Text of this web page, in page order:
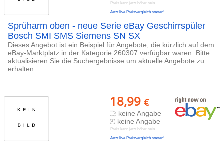
Preis kann jetzt höher sein
Jetzt live Preisvergleich starten!
Sprüharm oben - neue Serie eBay Geschirrspüler
Bosch SMI SMS Siemens SN SX
Dieses Angebot ist ein Beispiel für Angebote, die kürzlich auf dem
eBay-Marktplatz in der Kategorie 260307 verfügbar waren. Bitte
aktualisieren Sie die Suchergebnisse um aktuelle Angebote zu
erhalten.
18,99 €
keine Angabe
keine Angabe
Preis kann jetzt höher sein
Jetzt live Preisvergleich starten!